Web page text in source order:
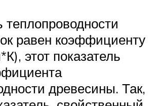
теплопроводности
равен коэффициенту
этот показатель
древесины. Так,